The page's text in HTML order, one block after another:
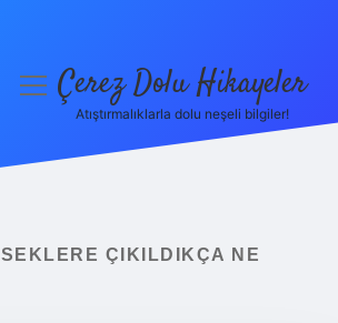
menüyüÇerez Dolu Hikayeler
Atıştırmalıklarla dolu neşeli bilgiler!
ÇIKILDIKÇA NE